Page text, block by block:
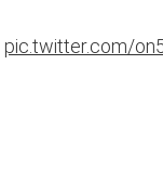
pic.twitter.com/